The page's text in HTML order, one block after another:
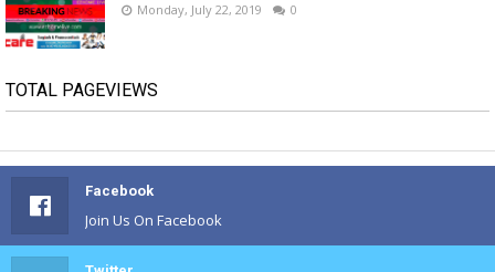
Monday, July 22, 2019 0
TOTAL PAGEVIEWS
Facebook
Join Us On Facebook